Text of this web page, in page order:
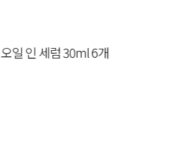
레포츠 선 50ml (SPF 50+